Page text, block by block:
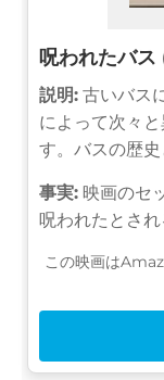
呪われたバス
説明: 古いバス
によって次々
す。バスの歴史
事実: 映画のセ
呪われたとされ
この映画は